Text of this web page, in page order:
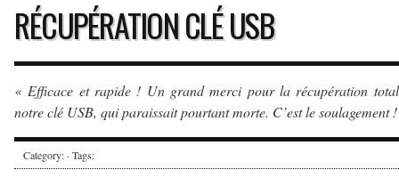
RÉCUPÉRATION CLÉ USB
« Efficace et rapide ! Un grand merci pour la récupération
notre clé USB, qui paraissait pourtant morte. C’est le soulagement
Category: · Tags: